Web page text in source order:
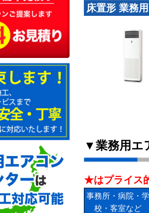
床置形 業務
▼業務用エ
★はプライス
事務所・病院・学
校・客室など